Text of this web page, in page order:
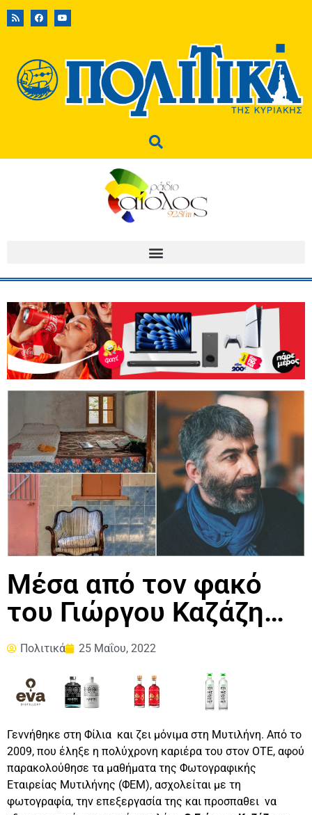
Μέσα από τον φακό
του Γιώργου Καζάζη…
Πολιτικά 25 Μαΐου, 2022
Γεννήθηκε στη Φίλια και ζει μόνιμα στη Μυτιλήνη. Από το
2009, που έληξε η πολύχρονη καριέρα του στον ΟΤΕ, αφού
παρακολούθησε τα μαθήματα της Φωτογραφικής
Εταιρείας Μυτιλήνης (ΦΕΜ), ασχολείται με τη
φωτογραφία, την επεξεργασία της και προσπαθει να